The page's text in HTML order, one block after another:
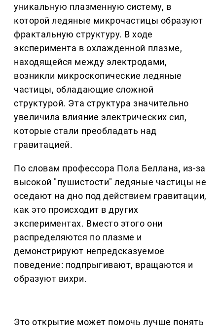
уникальную плазменную систему, в
которой ледяные микрочастицы образуют
фрактальную структуру. В ходе
эксперимента в охлажденной плазме,
находящейся между электродами,
возникли микроскопические ледяные
частицы, обладающие сложной
структурой. Эта структура значительно
увеличила влияние электрических сил,
которые стали преобладать над
гравитацией.
По словам профессора Пола Беллана, из-за
высокой "пушистости" ледяные частицы не
оседают на дно под действием гравитации,
как это происходит в других
экспериментах. Вместо этого они
распределяются по плазме и
демонстрируют непредсказуемое
поведение: подпрыгивают, вращаются и
образуют вихри.
Это открытие может помочь лучше понять